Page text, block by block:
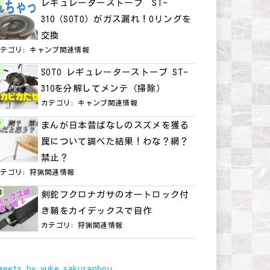
レギュレーターストーブ ST-
310（SOTO）がガス漏れ！Oリングを
交換
テゴリ:キャンプ関連情報
SOTO レギュレーターストーブ ST-
310を分解してメンテ（掃除）
カテゴリ:キャンプ関連情報
まんが日本昔ばなしのスズメを獲る
罠について調べた結果！わな？網？
禁止？
テゴリ:狩猟関連情報
剣鉈フクロナガサのオートロック付
き鞘をカイデックスで自作
カテゴリ:狩猟関連情報